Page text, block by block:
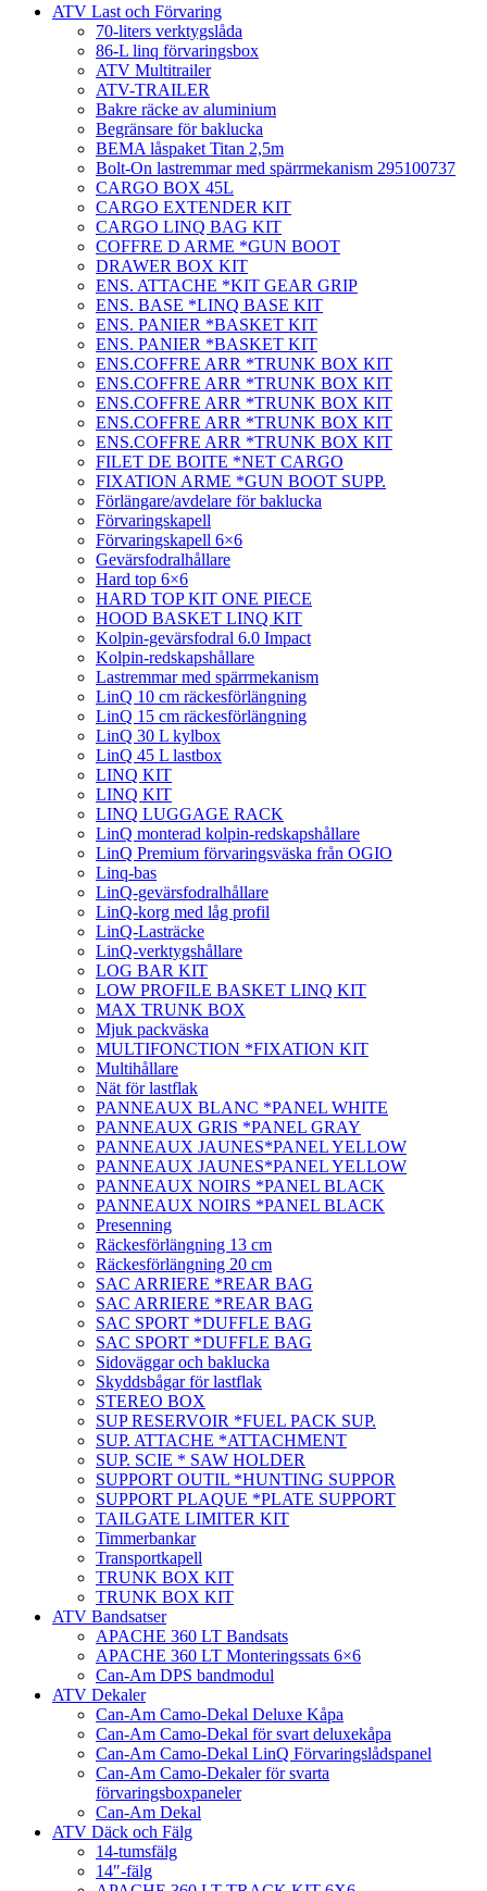
ATV Last och Förvaring
70-liters verktygslåda
86-L linq förvaringsbox
ATV Multitrailer
ATV-TRAILER
Bakre räcke av aluminium
Begränsare för baklucka
BEMA låspaket Titan 2,5m
Bolt-On lastremmar med spärrmekanism 295100737
CARGO BOX 45L
CARGO EXTENDER KIT
CARGO LINQ BAG KIT
COFFRE D ARME *GUN BOOT
DRAWER BOX KIT
ENS. ATTACHE *KIT GEAR GRIP
ENS. BASE *LINQ BASE KIT
ENS. PANIER *BASKET KIT
ENS. PANIER *BASKET KIT
ENS.COFFRE ARR *TRUNK BOX KIT
ENS.COFFRE ARR *TRUNK BOX KIT
ENS.COFFRE ARR *TRUNK BOX KIT
ENS.COFFRE ARR *TRUNK BOX KIT
ENS.COFFRE ARR *TRUNK BOX KIT
FILET DE BOITE *NET CARGO
FIXATION ARME *GUN BOOT SUPP.
Förlängare/avdelare för baklucka
Förvaringskapell
Förvaringskapell 6×6
Gevärsfodralhållare
Hard top 6×6
HARD TOP KIT ONE PIECE
HOOD BASKET LINQ KIT
Kolpin-gevärsfodral 6.0 Impact
Kolpin-redskapshållare
Lastremmar med spärrmekanism
LinQ 10 cm räckesförlängning
LinQ 15 cm räckesförlängning
LinQ 30 L kylbox
LinQ 45 L lastbox
LINQ KIT
LINQ KIT
LINQ LUGGAGE RACK
LinQ monterad kolpin-redskapshållare
LinQ Premium förvaringsväska från OGIO
Linq-bas
LinQ-gevärsfodralhållare
LinQ-korg med låg profil
LinQ-Lasträcke
LinQ-verktygshållare
LOG BAR KIT
LOW PROFILE BASKET LINQ KIT
MAX TRUNK BOX
Mjuk packväska
MULTIFONCTION *FIXATION KIT
Multihållare
Nät för lastflak
PANNEAUX BLANC *PANEL WHITE
PANNEAUX GRIS *PANEL GRAY
PANNEAUX JAUNES*PANEL YELLOW
PANNEAUX JAUNES*PANEL YELLOW
PANNEAUX NOIRS *PANEL BLACK
PANNEAUX NOIRS *PANEL BLACK
Presenning
Räckesförlängning 13 cm
Räckesförlängning 20 cm
SAC ARRIERE *REAR BAG
SAC ARRIERE *REAR BAG
SAC SPORT *DUFFLE BAG
SAC SPORT *DUFFLE BAG
Sidoväggar och baklucka
Skyddsbågar för lastflak
STEREO BOX
SUP RESERVOIR *FUEL PACK SUP.
SUP. ATTACHE *ATTACHMENT
SUP. SCIE * SAW HOLDER
SUPPORT OUTIL *HUNTING SUPPOR
SUPPORT PLAQUE *PLATE SUPPORT
TAILGATE LIMITER KIT
Timmerbankar
Transportkapell
TRUNK BOX KIT
TRUNK BOX KIT
ATV Bandsatser
APACHE 360 LT Bandsats
APACHE 360 LT Monteringssats 6×6
Can-Am DPS bandmodul
ATV Dekaler
Can-Am Camo-Dekal Deluxe Kåpa
Can-Am Camo-Dekal för svart deluxekåpa
Can-Am Camo-Dekal LinQ Förvaringslådspanel
Can-Am Camo-Dekaler för svarta
förvaringsboxpaneler
Can-Am Dekal
ATV Däck och Fälg
14-tumsfälg
14″-fälg